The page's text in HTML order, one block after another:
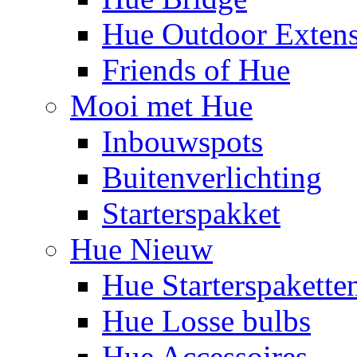
Hue Outdoor
Friends of Hue
Mooi met Hue
Inbouwspots
Buitenverlichting
Starterspakket
Hue Nieuw
Hue
Hue Losse bulbs